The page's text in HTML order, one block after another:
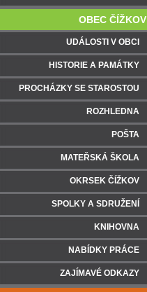
OBEC ČÍŽKOV
UDÁLOSTI V OBCI
HISTORIE A PAMÁTKY
PROCHÁZKY SE STAROSTOU
ROZHLEDNA
POŠTA
MATEŘSKÁ ŠKOLA
OKRSEK ČÍŽKOV
SPOLKY A SDRUŽENÍ
KNIHOVNA
NABÍDKY PRÁCE
ZAJÍMAVÉ ODKAZY